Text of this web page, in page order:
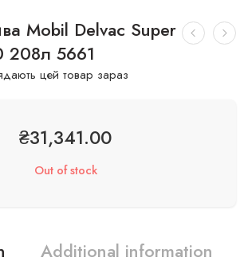
Mobil Delvac Super
208л 5661
цей товар зараз
₴31,341.00
Out of stock
Additional information